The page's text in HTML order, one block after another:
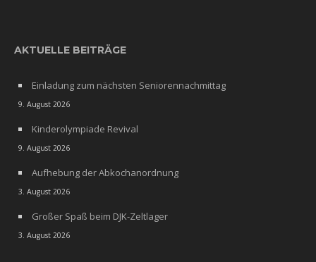
AKTUELLE BEITRÄGE
Einladung zum nächsten Seniorennachmittag
9. August 2026
Kinderolympiade Revival
9. August 2026
Aufhebung der Abkochanordnung
3. August 2026
Großer Spaß beim DJK-Zeltlager
3. August 2026